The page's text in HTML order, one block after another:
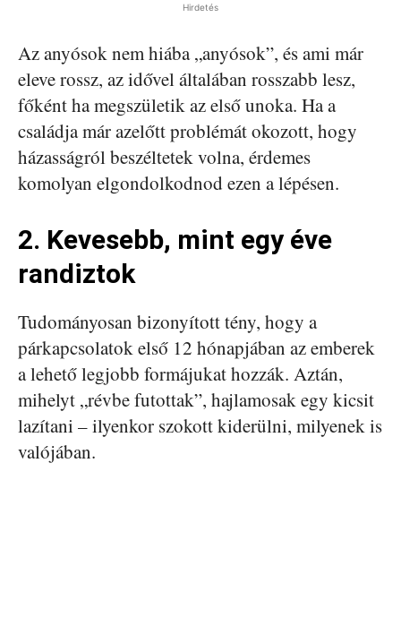
Hirdetés
Az anyósok nem hiába „anyósok”, és ami már
eleve rossz, az idővel általában rosszabb lesz,
főként ha megszületik az első unoka. Ha a
családja már azelőtt problémát okozott, hogy
házasságról beszéltetek volna, érdemes
komolyan elgondolkodnod ezen a lépésen.
2. Kevesebb, mint egy éve
randiztok
Tudományosan bizonyított tény, hogy a
párkapcsolatok első 12 hónapjában az emberek
a lehető legjobb formájukat hozzák. Aztán,
mihelyt „révbe futottak”, hajlamosak egy kicsit
lazítani – ilyenkor szokott kiderülni, milyenek is
valójában.